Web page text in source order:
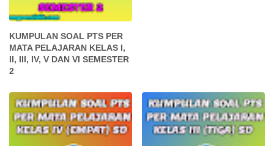
KUMPULAN SOAL PTS PER
MATA PELAJARAN KELAS I,
II, III, IV, V DAN VI SEMESTER
2